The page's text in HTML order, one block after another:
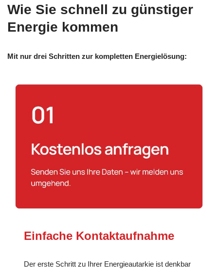
Wie Sie schnell zu günstiger
Energie kommen
Mit nur drei Schritten zur kompletten Energielösung:
Einfache Kontaktaufnahme
Der erste Schritt zu Ihrer Energieautarkie ist denkbar